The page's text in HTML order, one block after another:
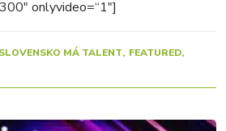
onlyvideo=“1″]
MÁ TALENT
FEATURED